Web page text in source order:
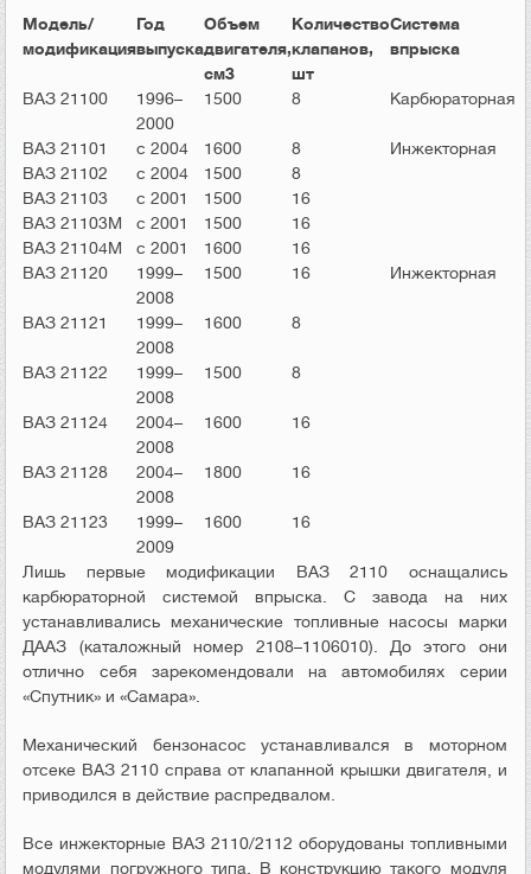
Модель/
модификация
Год
выпуска
Объем
двигателя,
см3
Количество
клапанов,
шт
Система
впрыска
ВАЗ 21100
1996–
2000
1500 8 Карбюраторная
ВАЗ 21101 с 2004 1600 8
Инжекторная
ВАЗ 21102
с 2004 1500
8
ВАЗ 21103
с 2001 1500
16
ВАЗ 21103М
с 2001 1500
16
ВАЗ 21104М
с 2001 1600
16
ВАЗ 21120
1999–
2008
1500 16 Инжекторная
ВАЗ 21121
1999–
2008
1600 8
ВАЗ 21122
1999–
2008
1500 8
ВАЗ 21124
2004–
2008
1600 16
ВАЗ 21128
2004–
2008
1800 16
ВАЗ 21123
1999–
2009
1600 16
Лишь первые модификации ВАЗ 2110 оснащались
карбюраторной системой впрыска. С завода на них
устанавливались механические топливные насосы марки
ДААЗ (каталожный номер 2108–1106010). До этого они
отлично себя зарекомендовали на автомобилях серии
«Спутник» и «Самара».
Механический бензонасос устанавливался в моторном
отсеке ВАЗ 2110 справа от клапанной крышки двигателя, и
приводился в действие распредвалом.
Все инжекторные ВАЗ 2110/2112 оборудованы топливными
модулями погружного типа. В конструкцию такого модуля